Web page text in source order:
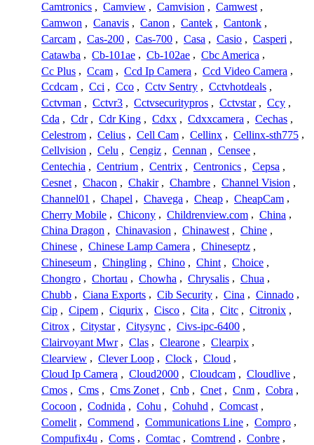
Camtronics , Camview , Camvision , Camwest ,
Camwon , Canavis , Canon , Cantek , Cantonk ,
Carcam , Cas-200 , Cas-700 , Casa , Casio , Casperi ,
Catawba , Cb-101ae , Cb-102ae , Cbc America ,
Cc Plus , Ccam , Ccd Ip Camera , Ccd Video Camera ,
Ccdcam , Cci , Cco , Cctv Sentry , Cctvhotdeals ,
Cctvman , Cctvr3 , Cctvsecuritypros , Cctvstar , Ccy ,
Cda , Cdr , Cdr King , Cdxx , Cdxxcamera , Cechas ,
Celestrom , Celius , Cell Cam , Cellinx , Cellinx-sth775 ,
Cellvision , Celu , Cengiz , Cennan , Censee ,
Centechia , Centrium , Centrix , Centronics , Cepsa ,
Cesnet , Chacon , Chakir , Chambre , Channel Vision ,
Channel01 , Chapel , Chavega , Cheap , CheapCam ,
Cherry Mobile , Chicony , Childrenview.com , China ,
China Dragon , Chinavasion , Chinawest , Chine ,
Chinese , Chinese Lamp Camera , Chineseptz ,
Chineseum , Chingling , Chino , Chint , Choice ,
Chongro , Chortau , Chowha , Chrysalis , Chua ,
Chubb , Ciana Exports , Cib Security , Cina , Cinnado ,
Cip , Cipem , Ciqurix , Cisco , Cita , Citc , Citronix ,
Citrox , Citystar , Citysync , Civs-ipc-6400 ,
Clairvoyant Mwr , Clas , Clearone , Clearpix ,
Clearview , Clever Loop , Clock , Cloud ,
Cloud Ip Camera , Cloud2000 , Cloudcam , Cloudlive ,
Cmos , Cms , Cms Zonet , Cnb , Cnet , Cnm , Cobra ,
Cocoon , Codnida , Cohu , Cohuhd , Comcast ,
Comelit , Commend , Communications Line , Compro ,
Compufix4u , Coms , Comtac , Comtrend , Conbre ,